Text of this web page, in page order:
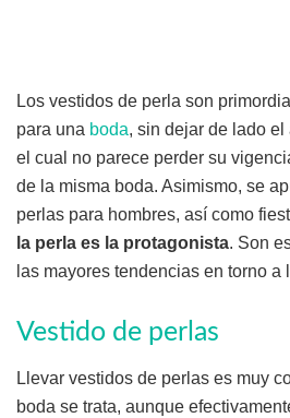
Los vestidos de perla son
para una boda, sin dejar de lado
el cual no parece perder su
de la misma boda. Asimismo, se
perlas para hombres, así como
la perla es la protagonista. Son
las mayores tendencias en torno a
Vestido de perlas
Llevar vestidos de perlas es muy
boda se trata, aunque